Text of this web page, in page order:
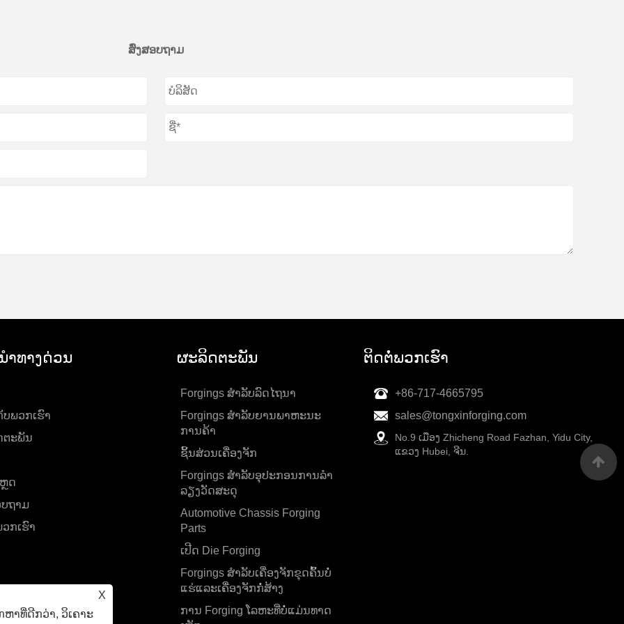
ສົ່ງສອບຖາມ
X
ຫາທີ່ດີກວ່າ, ວິເຄາະ
າທາງດ່ວນ
ພວກ​ເຮົາ
ຕະພັນ
ດ
ຖາມ
ກ​ເຮົາ
ຜະລິດຕະພັນ
Forgings ສໍາລັບລົດໄຖນາ
Forgings ສໍາລັບຍານພາຫະນະ
ການຄ້າ
ຊິ້ນສ່ວນເຄື່ອງຈັກ
Forgings ສໍາລັບອຸປະກອນການລໍາ
ລຽງວັດສະດຸ
Automotive Chassis Forging
Parts
ເປີດ Die Forging
Forgings ສໍາລັບເຄື່ອງຈັກຂຸດຄົ້ນບໍ່
ແຮ່ແລະເຄື່ອງຈັກກໍ່ສ້າງ
ການ Forging ໂລຫະທີ່ບໍ່ແມ່ນທາດ
ຕິດ​ຕໍ່​ພວກ​ເຮົາ
+86-717-4665795
sales@tongxinforging.com
No.9 ເມືອງ Zhicheng Road Fazhan, Yidu City,
ແຂວງ Hubei, ຈີນ.